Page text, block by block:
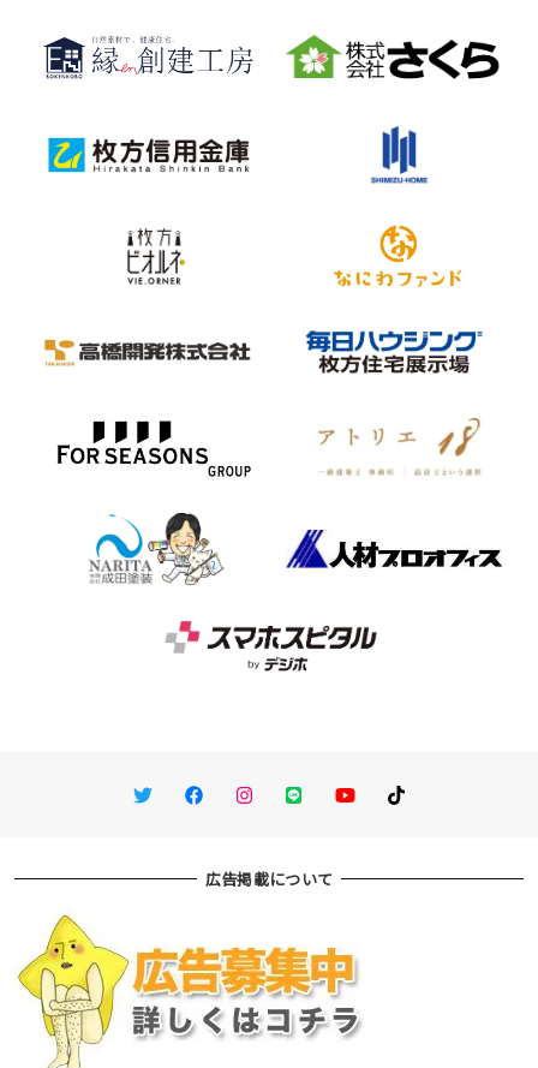
TwitterFacebookInstagram
LINE You TubeTikTok
広告掲載について